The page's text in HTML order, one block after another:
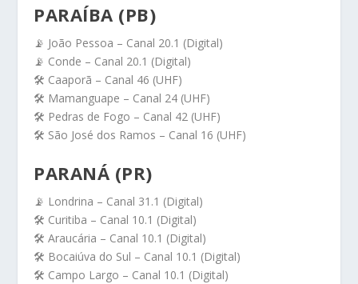
PARAÍBA (PB)
📡 João Pessoa – Canal 20.1 (Digital)
📡 Conde – Canal 20.1 (Digital)
🛠️ Caaporã – Canal 46 (UHF)
🛠️ Mamanguape – Canal 24 (UHF)
🛠️ Pedras de Fogo – Canal 42 (UHF)
🛠️ São José dos Ramos – Canal 16 (UHF)
PARANÁ (PR)
📡 Londrina – Canal 31.1 (Digital)
🛠️ Curitiba – Canal 10.1 (Digital)
🛠️ Araucária – Canal 10.1 (Digital)
🛠️ Bocaiúva do Sul – Canal 10.1 (Digital)
🛠️ Campo Largo – Canal 10.1 (Digital)